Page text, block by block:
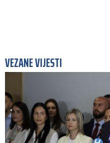
VEZANE VIJESTI